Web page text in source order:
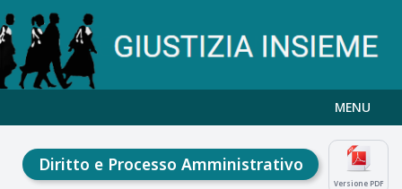
MENU
Versione PDF
Diritto e Processo Amministrativo